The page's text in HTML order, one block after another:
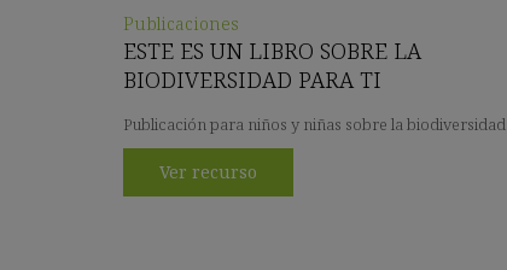
Publicaciones
ESTE ES UN LIBRO SOBRE LA
BIODIVERSIDAD PARA TI
Publicación para niños y niñas sobre la biodiversidad
Ver recurso